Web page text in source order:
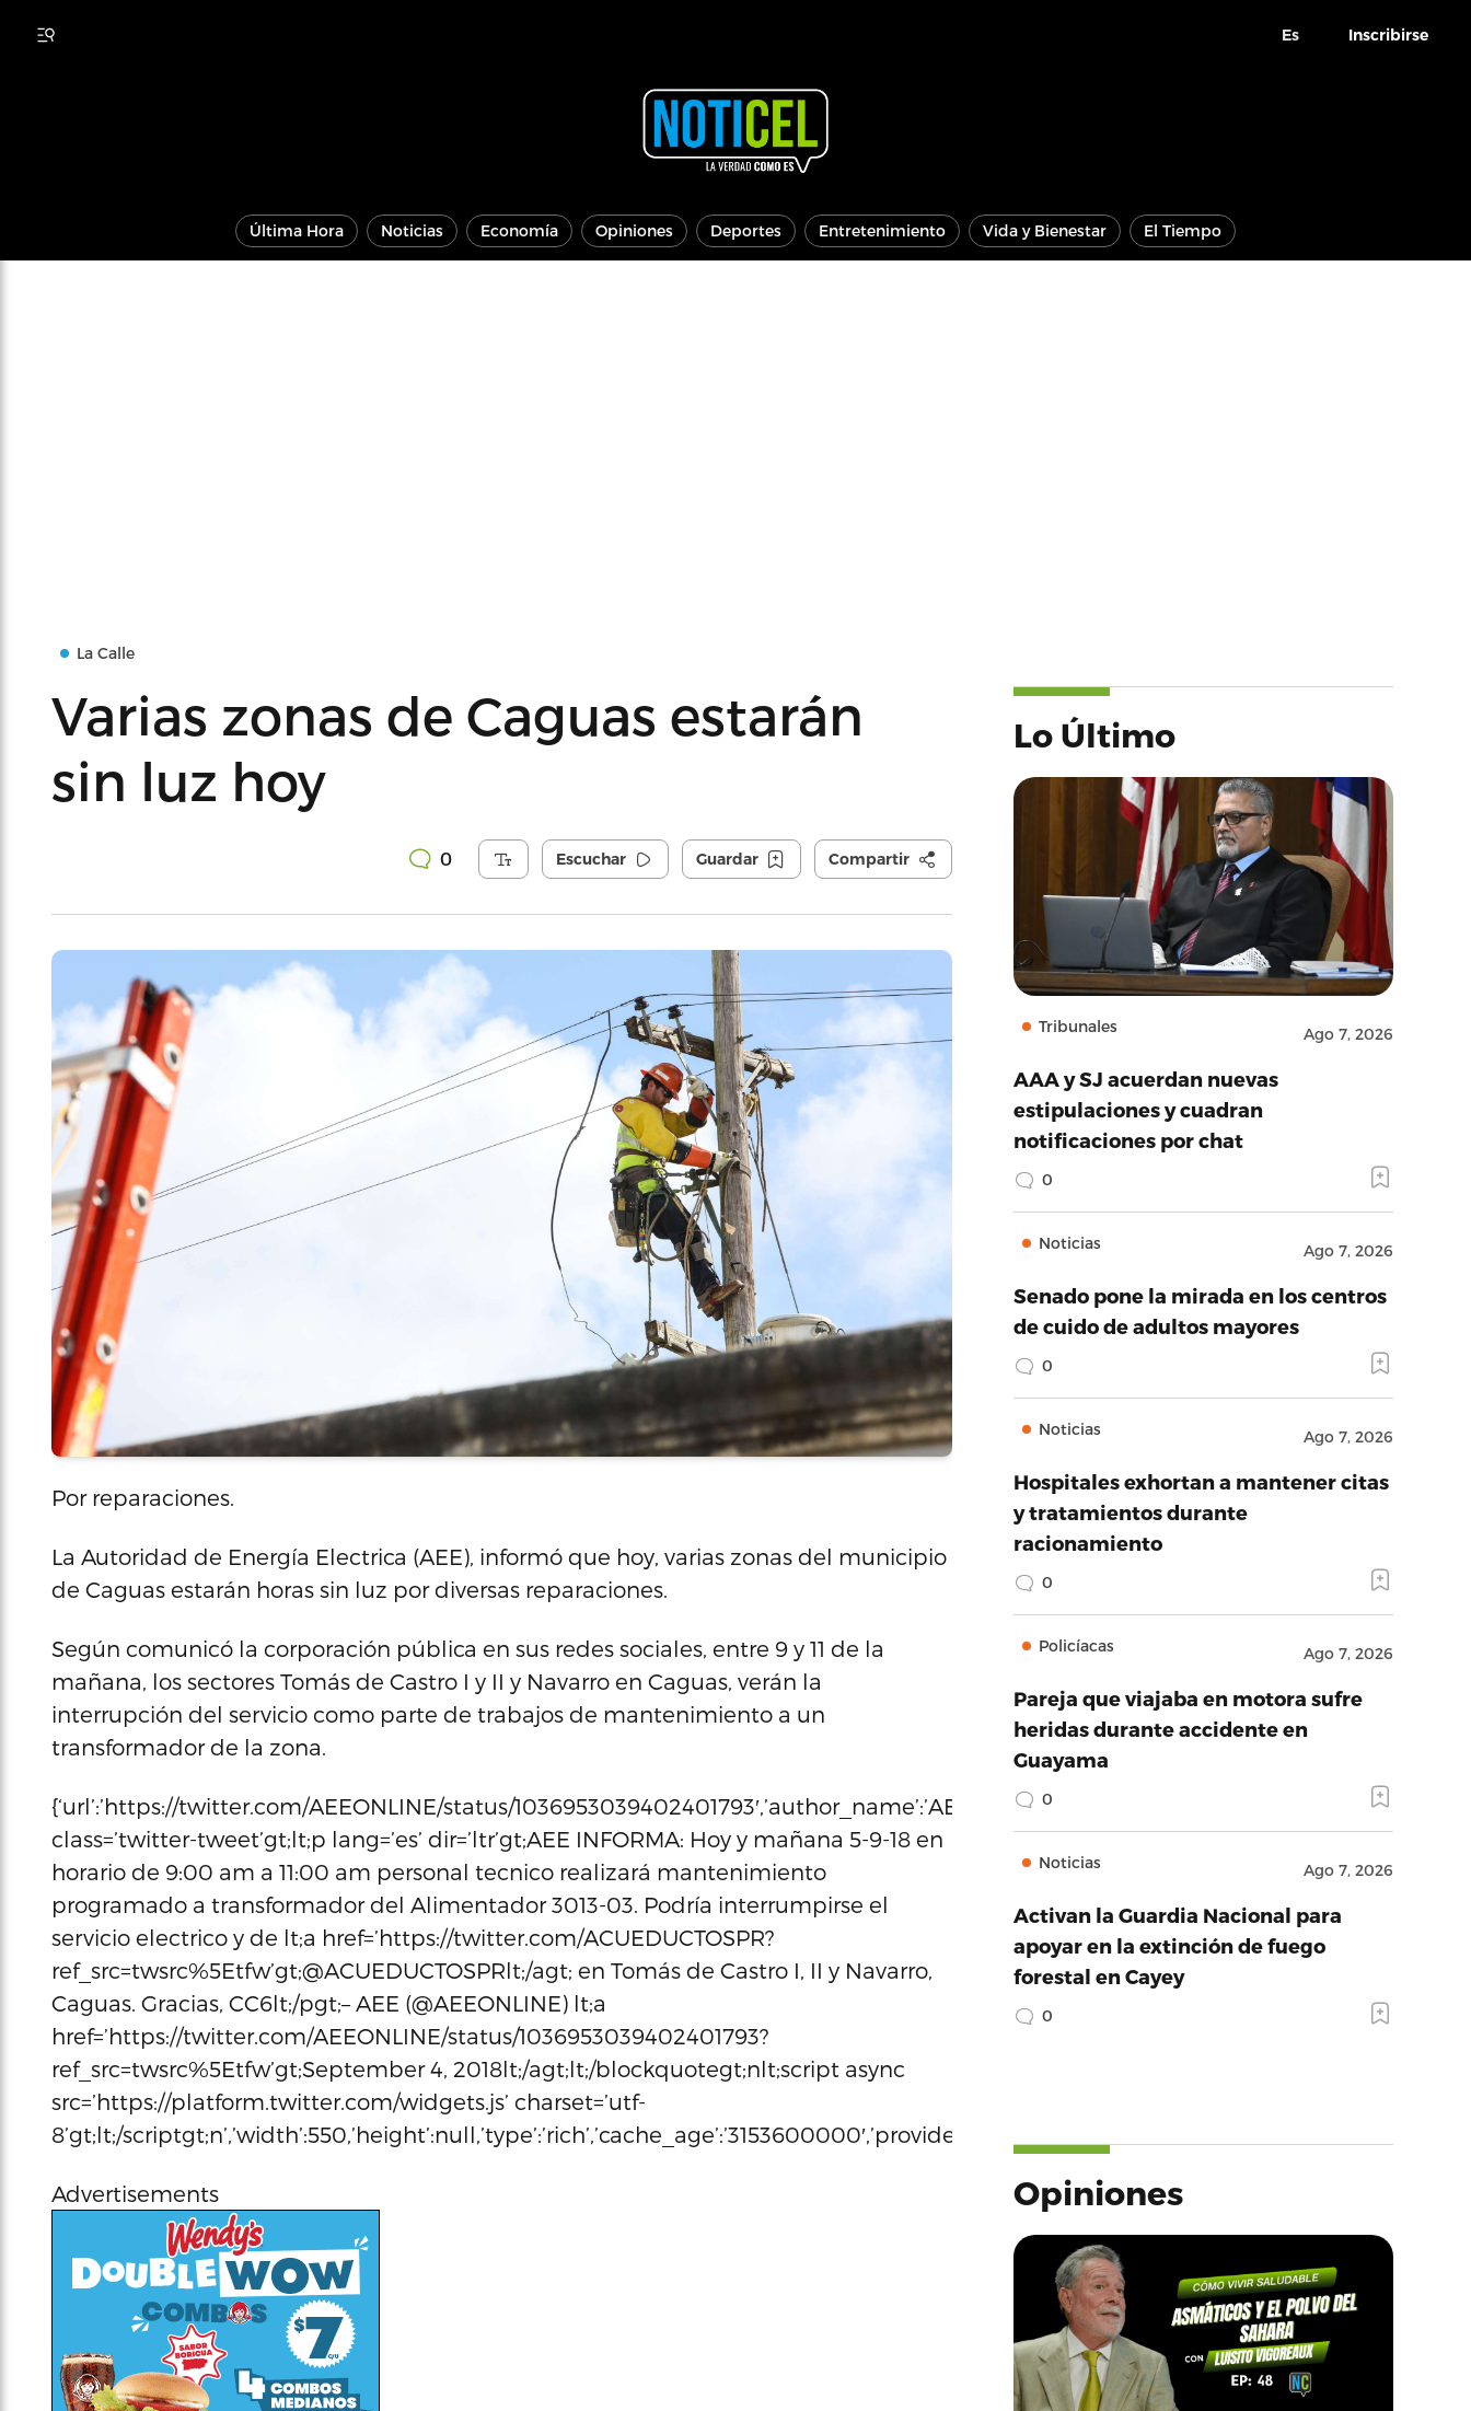
Es Inscribirse
Última Hora Noticias Economía Opiniones Deportes Entretenimiento Vida y Bienestar El Tiempo
La Calle
Varias zonas de Caguas estarán
sin luz hoy
0 Escuchar Guardar Compartir
Por reparaciones.
La Autoridad de Energía Electrica (AEE), informó que hoy, varias zonas del municipio
de Caguas estarán horas sin luz por diversas reparaciones.
Según comunicó la corporación pública en sus redes sociales, entre 9 y 11 de la
mañana, los sectores Tomás de Castro I y II y Navarro en Caguas, verán la
interrupción del servicio como parte de trabajos de mantenimiento a un
transformador de la zona.
{‘url’:’https://twitter.com/AEEONLINE/status/1036953039402401793′,’author_name’:’AEE’,’author_url’:’https://twitter.com/
class=’twitter-tweet’gt;lt;p lang=’es’ dir=’ltr’gt;AEE INFORMA: Hoy y mañana 5-9-18 en
horario de 9:00 am a 11:00 am personal tecnico realizará mantenimiento
programado a transformador del Alimentador 3013-03. Podría interrumpirse el
servicio electrico y de lt;a href=’https://twitter.com/ACUEDUCTOSPR?
ref_src=twsrc%5Etfw’gt;@ACUEDUCTOSPRlt;/agt; en Tomás de Castro I, II y Navarro,
Caguas. Gracias, CC6lt;/pgt;– AEE (@AEEONLINE) lt;a
href=’https://twitter.com/AEEONLINE/status/1036953039402401793?
ref_src=twsrc%5Etfw’gt;September 4, 2018lt;/agt;lt;/blockquotegt;nlt;script async
src=’https://platform.twitter.com/widgets.js’ charset=’utf-
8’gt;lt;/scriptgt;n’,’width’:550,’height’:null,’type’:’rich’,’cache_age’:’3153600000′,’provider_name’:’Twitter’,’provider_url’:’https://
Advertisements
Lo Último
Tribunales Ago 7, 2026
AAA y SJ acuerdan nuevas
estipulaciones y cuadran
notificaciones por chat
0
Noticias Ago 7, 2026
Senado pone la mirada en los centros
de cuido de adultos mayores
0
Noticias Ago 7, 2026
Hospitales exhortan a mantener citas
y tratamientos durante
racionamiento
0
Policíacas Ago 7, 2026
Pareja que viajaba en motora sufre
heridas durante accidente en
Guayama
0
Noticias Ago 7, 2026
Activan la Guardia Nacional para
apoyar en la extinción de fuego
forestal en Cayey
0
Opiniones